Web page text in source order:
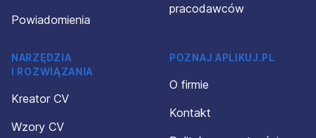
Powiadomienia
pracodawców
NARZĘDZIA
I ROZWIĄZANIA
Kreator CV
Wzory CV
POZNAJ APLIKUJ.PL
O firmie
Kontakt